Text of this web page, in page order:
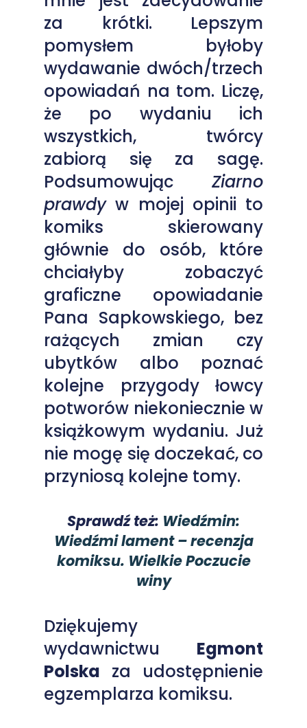
za krótki. Lepszym
pomysłem byłoby
wydawanie dwóch/trzech
opowiadań na tom. Liczę,
że po wydaniu ich
wszystkich, twórcy
zabiorą się za sagę.
Podsumowując Ziarno
prawdyw mojej opinii to
komiks skierowany
głównie do osób, które
chciałyby zobaczyć
graficzne opowiadanie
Pana Sapkowskiego, bez
rażących zmian czy
ubytków albo poznać
kolejne przygody łowcy
potworów niekoniecznie w
książkowym wydaniu. Już
nie mogę się doczekać, co
przyniosą kolejne tomy.
Sprawdź też: Wiedźmin:
Wiedźmi lament – recenzja
komiksu. Wielkie Poczucie
winy
Dziękujemy
wydawnictwu Egmont
Polska za udostępnienie
egzemplarza komiksu.